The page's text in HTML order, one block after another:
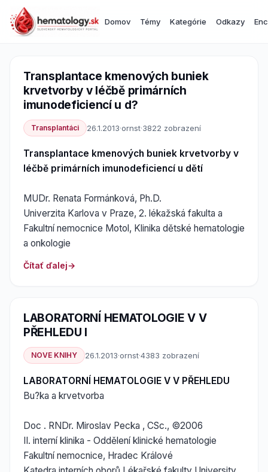
Domov Témy Kategórie Odkazy
Transplantace kmenových buniek
krvetvorby v léčbě primárních
imunodeficiencí u d?
Transplantáci 26.1.2013·ornst·3822 zobrazení
Transplantace kmenových buniek krvetvorby v
léčbě primárních imunodeficiencí u dětí
MUDr. Renata Formánková, Ph.D.
Univerzita Karlova v Praze, 2. lékažská fakulta a
Fakultní nemocnice Motol, Klinika dětské hematologie
a onkologie
Čítať ďalej
LABORATORNÍ HEMATOLOGIE V V
PŘEHLEDU I
NOVE KNIHY 26.1.2013·ornst·4383 zobrazení
LABORATORNÍ HEMATOLOGIE V V PŘEHLEDU
Bu?ka a krvetvorba
Doc . RNDr. Miroslav Pecka , CSc., ©2006
II. interní klinika - Oddělení klinické hematologie
Fakultní nemocnice, Hradec Králové